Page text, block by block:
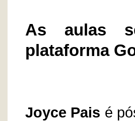
As aulas
plataforma
Joyce Pais é